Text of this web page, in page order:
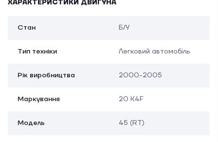
ХАРАКТЕРИСТИКИ ДВИГУНА
Стан Б/У
Тип техніки Легковий автомобіль
Рік виробництва 2000-2005
Маркування 20 K4F
Модель 45 (RT)